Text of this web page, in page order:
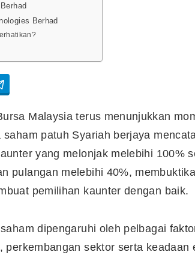
Berhad
Malaysia terus menunjukkan
patuh Syariah berjaya
yang melonjak melebihi 100%
pulangan melebihi 40%,
pemilihan kaunter dengan baik.
dipengaruhi oleh pelbagai
perkembangan sektor serta keadaan